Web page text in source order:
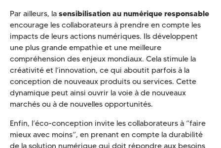
Par ailleurs, la sensibilisation au numérique responsable
encourage les collaborateurs à prendre en compte les
impacts de leurs actions numériques. Ils développent
une plus grande empathie et une meilleure
compréhension des enjeux mondiaux. Cela stimule la
créativité et l’innovation, ce qui aboutit parfois à la
conception de nouveaux produits ou services. Cette
dynamique peut ainsi ouvrir la voie à de nouveaux
marchés ou à de nouvelles opportunités.
Enfin, l’éco-conception invite les collaborateurs à “faire
mieux avec moins”, en prenant en compte la durabilité
de la solution numérique qui doit répondre aux besoins